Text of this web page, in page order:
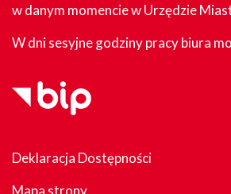
w danym momencie w Urzędzie
W dni sesyjne godziny pracy biura
Deklaracja Dostępności